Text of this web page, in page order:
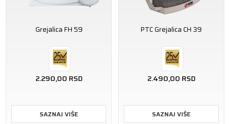
Grejalica FH 59
2.290,00 RSD
SAZNAJ VIŠE
PTC Grejalica CH 39
2.490,00 RSD
SAZNAJ VIŠE